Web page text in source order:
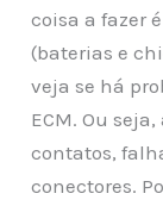
coisa a fazer
(baterias e
veja se há
ECM. Ou
contatos,
conectores.